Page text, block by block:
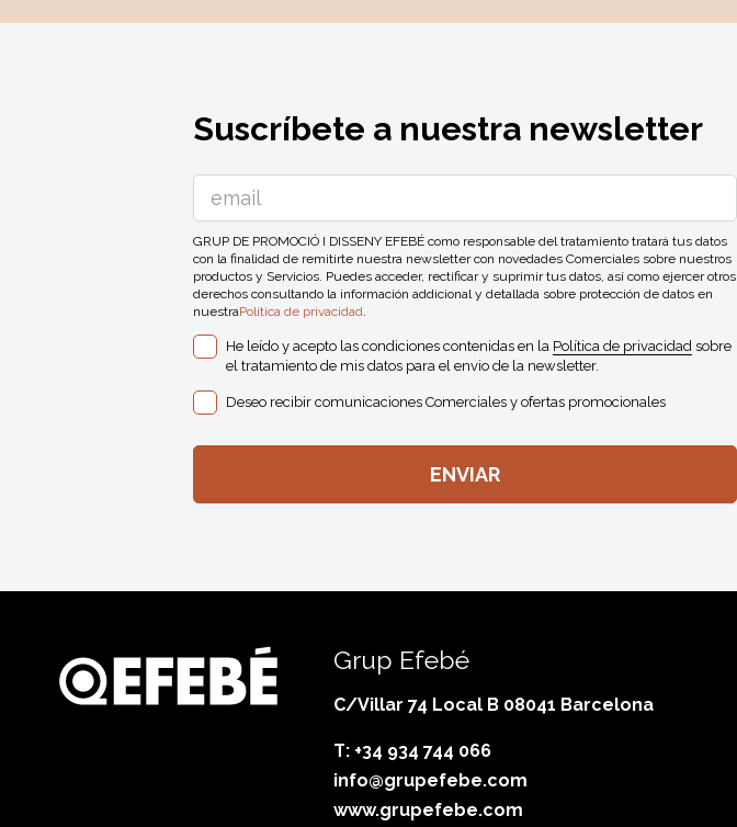
Suscríbete a nuestra newsletter
GRUP DE PROMOCIÓ I DISSENY EFEBÉ como responsable del tratamiento tratará tus datos
con la finalidad de remitirte nuestra newsletter con novedades Comerciales sobre nuestros
productos y Servicios. Puedes acceder, rectificar y suprimir tus datos, así como ejercer otros
derechos consultando la información addicional y detallada sobre protección de datos en
nuestraPolítica de privacidad
He leído y acepto las condiciones contenidas en la Política de privacidad sobre
el tratamiento de mis datos para el envio de la newsletter.
Deseo recibir comunicaciones Comerciales y ofertas promocionales
Grup Efebé
C/Villar 74 Local B 08041 Barcelona
T: +34 934 744 066
info@grupefebe.com
www.grupefebe.com